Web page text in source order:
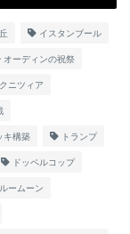
イスタンブール
オーディンの祝祭
クニツィア
キ構築 トランプ
ドッペルコップ
ームーン